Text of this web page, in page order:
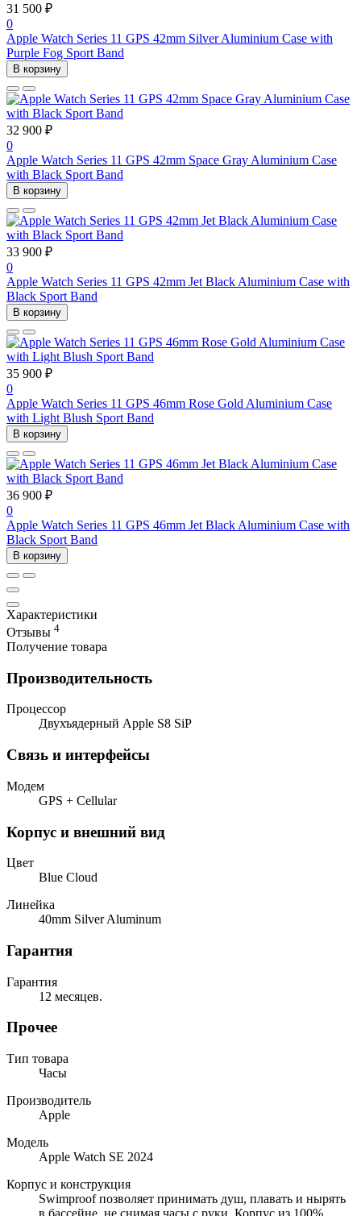
31 500 ₽
0
Apple Watch Series 11 GPS 42mm Silver Aluminium Case with
Purple Fog Sport Band
В корзину
32 900 ₽
0
Apple Watch Series 11 GPS 42mm Space Gray Aluminium Case
with Black Sport Band
В корзину
33 900 ₽
0
Apple Watch Series 11 GPS 42mm Jet Black Aluminium Case with
Black Sport Band
В корзину
35 900 ₽
0
Apple Watch Series 11 GPS 46mm Rose Gold Aluminium Case
with Light Blush Sport Band
В корзину
36 900 ₽
0
Apple Watch Series 11 GPS 46mm Jet Black Aluminium Case with
Black Sport Band
В корзину
Характеристики
Отзывы 4
Получение товара
Производительность
Процессор
Двухъядерный Apple S8 SiP
Связь и интерфейсы
Модем
GPS + Cellular
Корпус и внешний вид
Цвет
Blue Cloud
Линейка
40mm Silver Aluminum
Гарантия
Гарантия
12 месяцев.
Прочее
Тип товара
Часы
Производитель
Apple
Модель
Apple Watch SE 2024
Корпус и конструкция
Swimproof позволяет принимать душ, плавать и нырять